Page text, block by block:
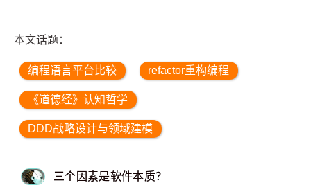
本文话题：
编程语言平台比较 refactor重构编程
《道德经》认知哲学
DDD战略设计与领域建模
三个因素是软件本质？